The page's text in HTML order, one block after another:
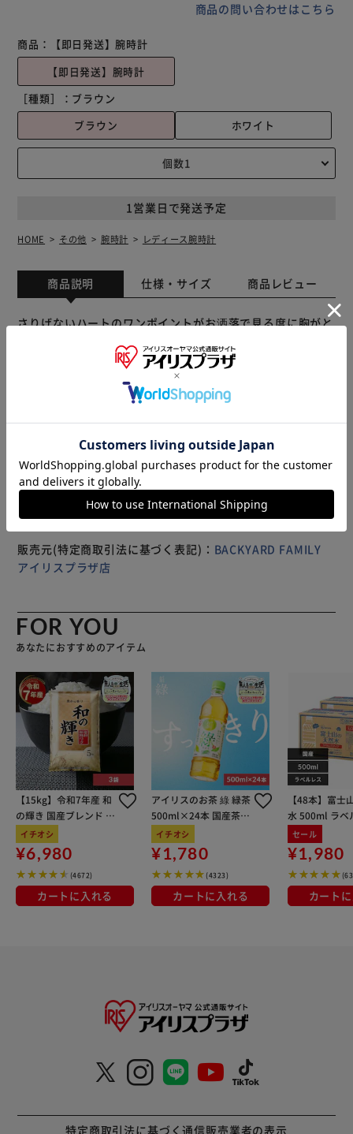
商品の問い合わせはこちら
商品：
【即日発送】腕時計
【即日発送】腕時計
［種類］： ブラウン
ブラウン
ホワイト
1営業日で発送予定
HOME その他 腕時計 レディース腕時計
商品説明 仕様・サイズ 商品レビュー
さりげないハートのワンポイントがお洒落で見る度に胸がと
マート 甘めレッドから辛めブラックまでカラーバリエーシ
ョンも色々あって迷うこと間違いない！ プチプラだから色
違いで揃えて、その日の気分やコーディネートに合わせて使
※製品は予告なく仕様を変更する場合がございます。あらか
じめご了承ください。
販売元(特定商取引法に基づく表記)： BACKYARD FAMILY
アイリスプラザ店
FOR YOU
あなたにおすすめのアイテム
【15kg】令和7年産 和
の輝き 国産ブレンド 5
kg×3袋
イチオシ
¥6,980
(4672)
カートに入れる
アイリスのお茶 綠 緑茶
500ml×24本 国産茶葉
100％使用
イチオシ
¥1,780
(4323)
カートに入れる
【48本】富士
水 500ml ラベ
セール
¥1,980
カート
特定商取引法に基づく通信販売業者の表示